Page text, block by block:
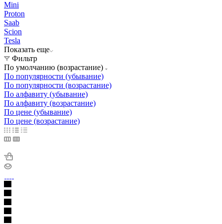
Mini
Proton
Saab
Scion
Tesla
Показать еще
Фильтр
По умолчанию (возрастание)
По популярности (убывание)
По популярности (возрастание)
По алфавиту (убывание)
По алфавиту (возрастание)
По цене (убывание)
По цене (возрастание)